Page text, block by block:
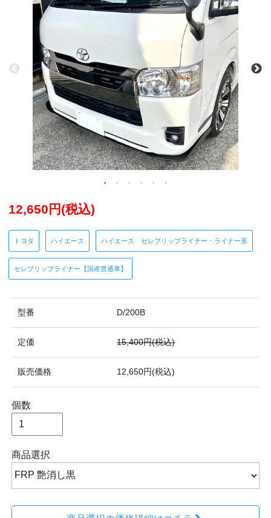
12,650円(税込)
トヨタ ハイエース ハイエース セレブリップライナー・ライナー系
セレブリップライナー【国産普通車】
型番 D/200B
定価 15,400円(税込)
販売価格 12,650円(税込)
個数
商品選択